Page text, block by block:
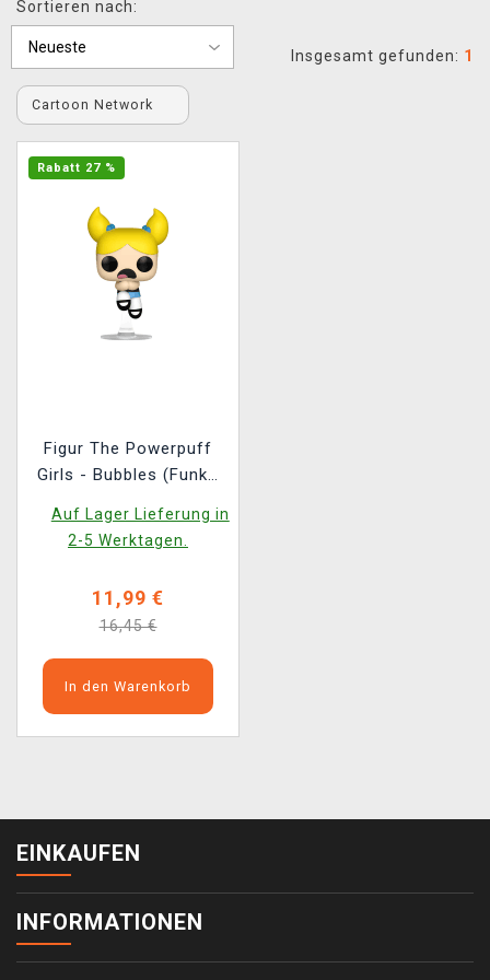
XZONE CLUB
Sortieren nach:
Insgesamt gefunden: 1
Cartoon Network
Rabatt 27 %
Figur The Powerpuff
Girls - Bubbles (Funko
Auf Lager Lieferung in
2-5 Werktagen.
11,99 €
16,45 €
In den Warenkorb
EINKAUFEN
INFORMATIONEN